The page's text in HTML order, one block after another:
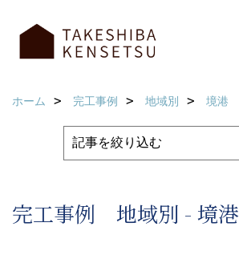
ホーム 完工事例 地域別 境港
完工事例 地域別 - 境港